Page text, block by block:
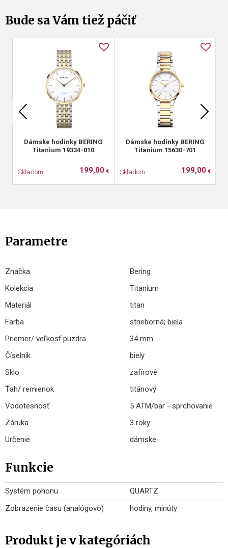
Bude sa Vám tiež páčiť
Dámske hodinky BERING
Titanium 19334-010
Skladom 199,00 €
Dámske hodinky BERING
Titanium 15630-701
Skladom 199,00 €
Parametre
Značka
Bering
Kolekcia
Titanium
Materiál
titan
Farba
strieborná; biela
Priemer/ veľkosť puzdra
34 mm
Číselník
biely
Sklo
zafírové
Ťah/ remienok
titánový
Vodotesnosť
5 ATM/bar - sprchovanie
Záruka
3 roky
Určenie
dámske
Funkcie
Systém pohonu
QUARTZ
Zobrazenie času (analógovo)
hodiny, minúty
Produkt je v kategóriách